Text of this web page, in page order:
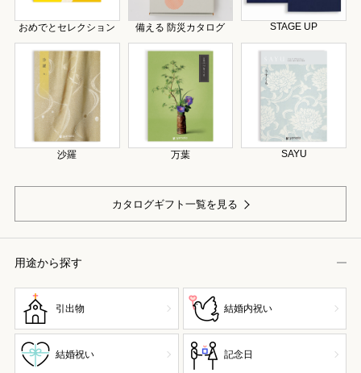
おめでとセレクション 備える 防災カタログ STAGE UP
沙羅 万葉 SAYU
カタログギフト一覧を見る
用途から探す
引出物 結婚内祝い
結婚祝い 記念日